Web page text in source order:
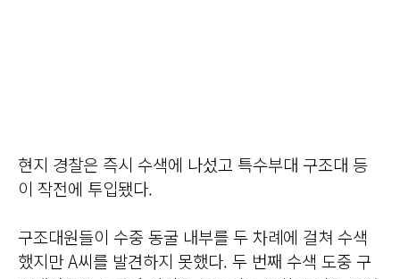
현지 경찰은 즉시 수색에 나섰고 특수부대 구조대 등
이 작전에 투입됐다.
구조대원들이 수중 동굴 내부를 두 차례에 걸쳐 수색
했지만 A씨를 발견하지 못했다. 두 번째 수색 도중 구